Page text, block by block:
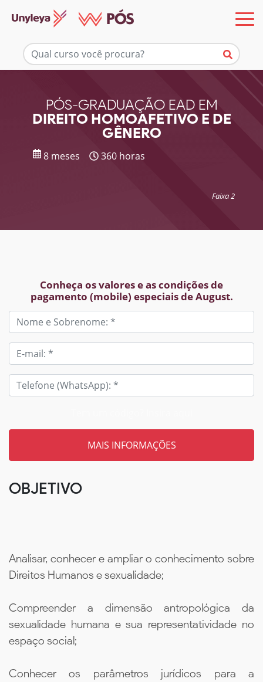
PÓS-GRADUAÇÃO EAD EM
DIREITO HOMOAFETIVO E DE
GÊNERO
8 meses 360 horas
Faixa 2
Conheça os valores e as condições de
pagamento (mobile) especiais de August.
Mais informações
OBJETIVO
Analisar, conhecer e ampliar o conhecimento sobre
Direitos Humanos e sexualidade;
Compreender a dimensão antropológica da
sexualidade humana e sua representatividade no
espaço social;
Conhecer os parâmetros jurídicos para a